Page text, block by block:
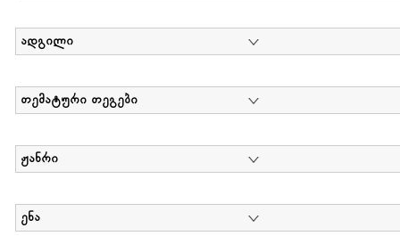
ადგილი
თემატური თეგები
ჟანრი
ენა